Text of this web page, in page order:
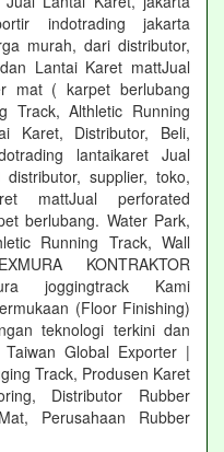
indotrading jakarta
murah, dari distributor,
Lantai Karet mattJual
mat ( karpet berlubang
Track, Althletic Running
Karet, Distributor, Beli,
lantaikaret Jual
supplier, toko,
mattJual perforated
berlubang. Water Park,
Running Track, Wall
KONTRAKTOR
joggingtrack Kami
(Floor Finishing)
teknologi terkini dan
Global Exporter |
Track, Produsen Karet
Distributor Rubber
Perusahaan Rubber